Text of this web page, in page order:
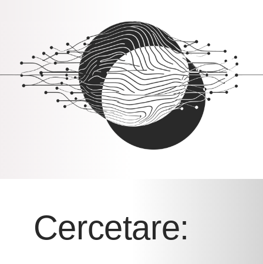
Cercetare: